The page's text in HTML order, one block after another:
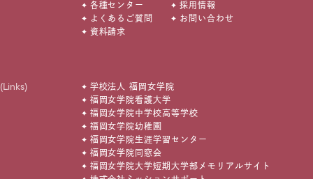
各種センター
よくあるご質問
資料請求
採用情報
お問い合わせ
(Links)
学校法人 福岡女学院
福岡女学院看護大学
福岡女学院中学校高等学校
福岡女学院幼稚園
福岡女学院生涯学習センター
福岡女学院同窓会
福岡女学院大学短期大学部メモリアルサイト